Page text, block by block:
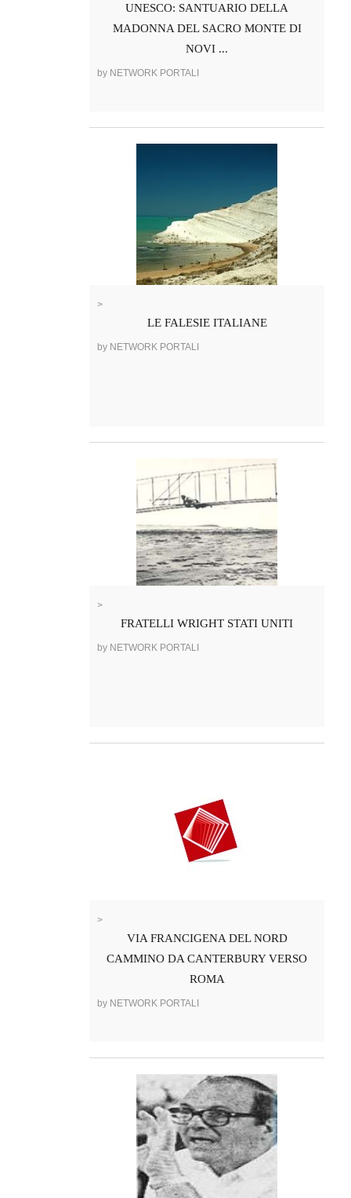
UNESCO: SANTUARIO DELLA
MADONNA DEL SACRO MONTE DI
NOVI ...
by NETWORK PORTALI
>
LE FALESIE ITALIANE
by NETWORK PORTALI
>
FRATELLI WRIGHT STATI UNITI
by NETWORK PORTALI
>
VIA FRANCIGENA DEL NORD
CAMMINO DA CANTERBURY VERSO
ROMA
by NETWORK PORTALI